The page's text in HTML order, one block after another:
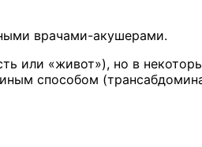
врачами-акушерами.
или «живот»), но в
способом